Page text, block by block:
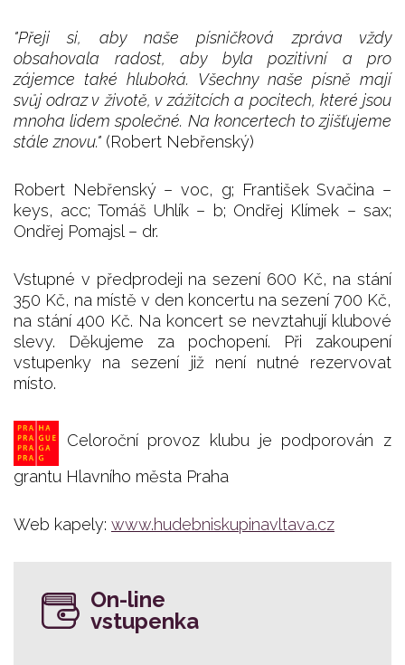
"Přeji si, aby naše písničková zpráva vždy
obsahovala radost, aby byla pozitivní a pro
zájemce také hluboká. Všechny naše písně mají
svůj odraz v životě, v zážitcích a pocitech, které jsou
mnoha lidem společné. Na koncertech to zjišťujeme
stále znovu." (Robert Nebřenský)
Robert Nebřenský – voc, g; František Svačina –
keys, acc; Tomáš Uhlík – b; Ondřej Klímek – sax;
Ondřej Pomajsl – dr.
Vstupné v předprodeji na sezení 600 Kč, na stání
350 Kč, na místě v den koncertu na sezení 700 Kč,
na stání 400 Kč. Na koncert se nevztahují klubové
slevy. Děkujeme za pochopení. Při zakoupení
vstupenky na sezení již není nutné rezervovat
místo.
Celoroční provoz klubu je podporován z
grantu Hlavního města Praha
Web kapely: www.hudebniskupinavltava.cz
On-line
vstupenka